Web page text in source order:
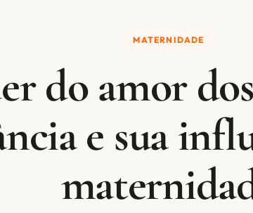
MATERNIDADE
do amor
e sua